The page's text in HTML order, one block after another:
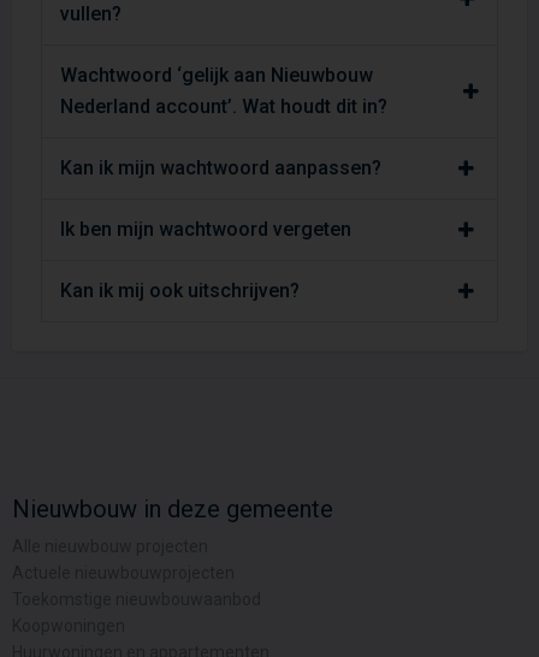
vullen?
Wachtwoord ‘gelijk aan Nieuwbouw
Nederland account’. Wat houdt dit in?
Kan ik mijn wachtwoord aanpassen?
Ik ben mijn wachtwoord vergeten
Kan ik mij ook uitschrijven?
Nieuwbouw in deze gemeente